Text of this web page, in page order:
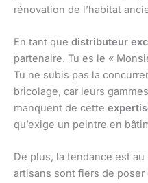
rénovation de l’habitat
En tant que distributeur
partenaire. Tu es le «
Tu ne subis pas la
bricolage, car leurs
manquent de cette
qu’exige un peintre en
De plus, la tendance est
artisans sont fiers de